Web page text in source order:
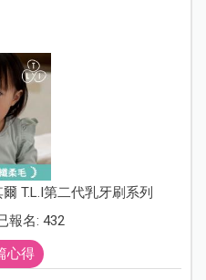
T.L.I第二代乳牙刷系列
報名: 432
心得